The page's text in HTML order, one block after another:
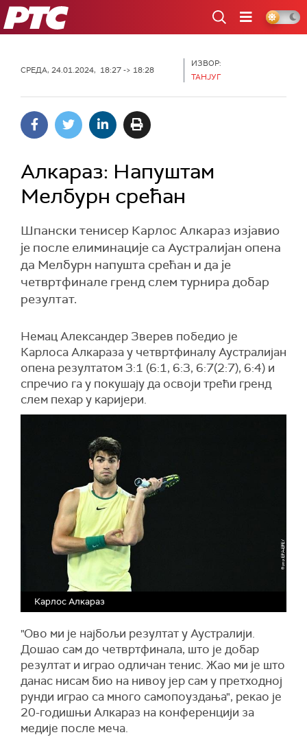
РТС
СРЕДА, 24.01.2024, 18:27 -> 18:28
ИЗВОР:
ТАНЈУГ
Алкараз: Напуштам
Мелбурн срећан
Шпански тенисер Карлос Алкараз изјавио
је после елиминације са Аустралијан опена
да Мелбурн напушта срећан и да је
четвртфинале гренд слем турнира добар
резултат.
Немац Александер Зверев победио је
Карлоса Алкараза у четвртфиналу Аустралијан
опена резултатом 3:1 (6:1, 6:3, 6:7(2:7), 6:4) и
спречио га у покушају да освоји трећи гренд
слем пехар у каријери.
Карлос Алкараз
"Ово ми је најбољи резултат у Аустралији.
Дошао сам до четвртфинала, што је добар
резултат и играо одличан тенис. Жао ми је што
данас нисам био на нивоу јер сам у претходној
рунди играо са много самопоуздања", рекао је
20-годишњи Алкараз на конференцији за
медије после меча.